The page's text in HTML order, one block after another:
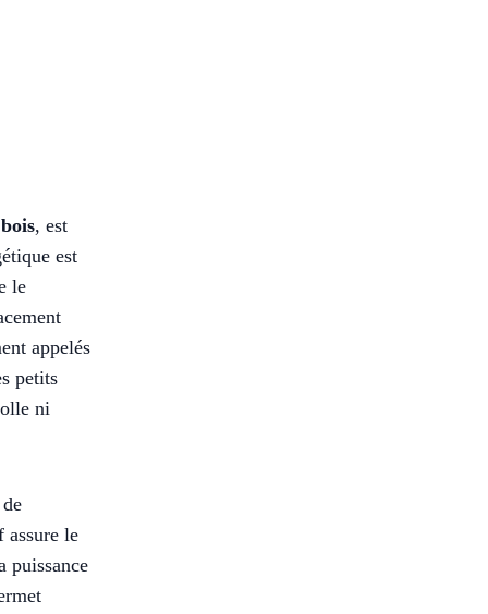
, est
est
le
appelés
petits
ni
assure le
puissance